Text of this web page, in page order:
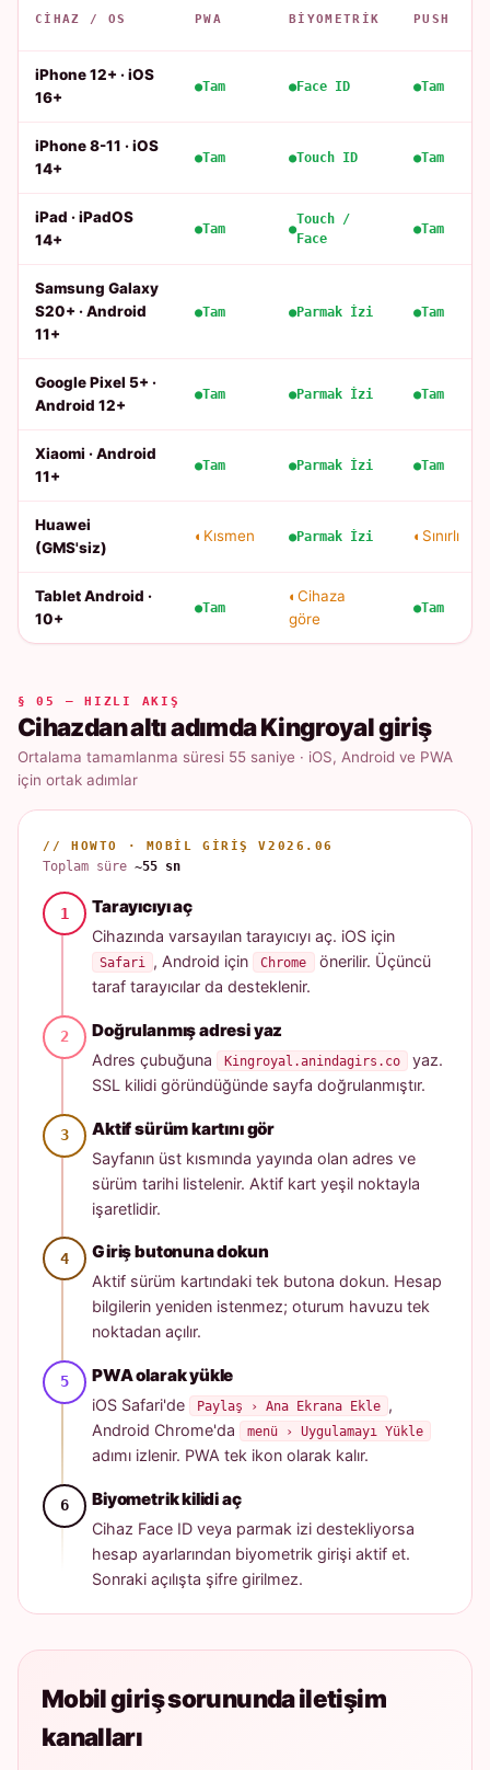
CIHAZ / OS PWA BIYOMETRIK PUSH
iPhone 12+ · iOS
16+
Tam Face ID Tam
iPhone 8-11 · iOS
14+
Tam Touch ID Tam
iPad · iPadOS
14+
Tam
Touch /
Face
Tam
Samsung Galaxy
S20+ · Android
11+
Tam Parmak İzi Tam
Google Pixel 5+ ·
Android 12+
Tam Parmak İzi Tam
Xiaomi · Android
11+
Tam Parmak İzi Tam
Huawei
(GMS'siz)
Kısmen Parmak İzi Sınırlı
Tablet Android ·
10+
Tam
Cihaza
göre
Tam
§ 05 — HIZLI AKIŞ
Cihazdan altı adımda Kingroyal giriş
Ortalama tamamlanma süresi 55 saniye · iOS, Android ve PWA
için ortak adımlar
// HOWTO · MOBIL GIRIŞ V2026.06
Toplam süre~55 sn
Tarayıcıyı aç
Cihazında varsayılan tarayıcıyı aç. iOS için
Safari , Android için Chrome
önerilir. Üçüncü
taraf tarayıcılar da desteklenir.
Doğrulanmış adresi yaz
Adres çubuğuna Kingroyal.anindagirs.co
yaz.
SSL kilidi göründüğünde sayfa doğrulanmıştır.
Aktif sürüm kartını gör
Sayfanın üst kısmında yayında olan adres ve
sürüm tarihi listelenir. Aktif kart yeşil noktayla
işaretlidir.
Giriş butonuna dokun
Aktif sürüm kartındaki tek butona dokun. Hesap
bilgilerin yeniden istenmez; oturum havuzu tek
noktadan açılır.
PWA olarak yükle
iOS Safari'de Paylaş › Ana Ekrana Ekle ,
Android Chrome'da
menü › Uygulamayı Yükle
adımı izlenir. PWA tek ikon olarak kalır.
Biyometrik kilidi aç
Cihaz Face ID veya parmak izi destekliyorsa
hesap ayarlarından biyometrik girişi aktif et.
Sonraki açılışta şifre girilmez.
Mobil giriş sorununda iletişim
kanalları